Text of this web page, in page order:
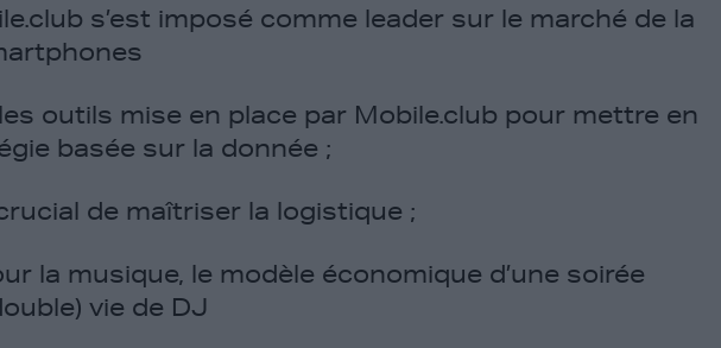
s’est imposé comme leader sur le marché de la
outils mise en place par Mobile.club pour mettre en
basée sur la donnée ;
de maîtriser la logistique ;
la musique, le modèle économique d’une soirée
vie de DJ